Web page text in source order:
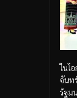
ในโ
จันท
รัฐม